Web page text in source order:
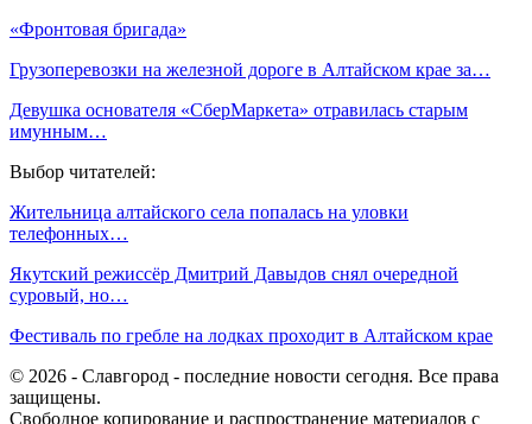
«Фронтовая бригада»
Грузоперевозки на железной дороге в Алтайском крае за…
Девушка основателя «СберМаркета» отравилась старым
имунным…
Выбор читателей:
Жительница алтайского села попалась на уловки
телефонных…
Якутский режиссёр Дмитрий Давыдов снял очередной
суровый, но…
Фестиваль по гребле на лодках проходит в Алтайском крае
© 2026 - Славгород - последние новости сегодня. Все права
защищены.
Свободное копирование и распространение материалов с